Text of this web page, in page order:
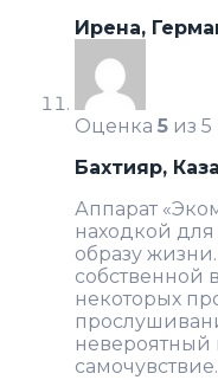
Ирена,
Оценка 5 из 5
Бахтияр,
Аппарат
находкой для
образу
собственной
некоторых